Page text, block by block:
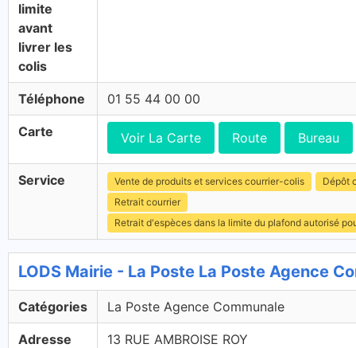
limite
avant
livrer les
colis
Téléphone 01 55 44 00 00
Carte Voir La Carte Route Bureau
Service Vente de produits et services courrier-colis
Dépôt
Retrait courrier
Retrait d'espèces dans la limite du plafond autorisé
LODS Mairie - La Poste La Poste Agence
Catégories La Poste Agence Communale
Adresse
13 RUE AMBROISE ROY